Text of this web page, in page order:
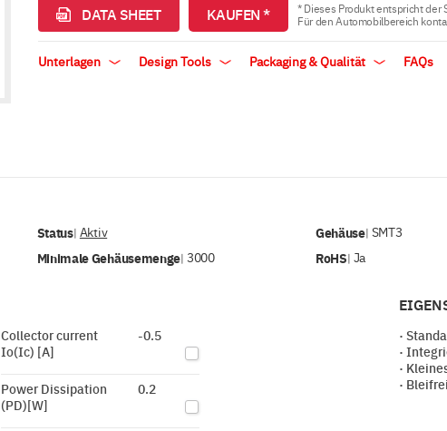
DATA SHEET KAUFEN *
* Dieses Produkt entspricht der
Für den Automobilbereich
Unterlagen Design Tools Packaging & Qualität FAQs
Status| Aktiv Gehäuse| SMT3
Minimale Gehäusemenge| 3000 RoHS| Ja
Collector current
Io(Ic) [A]
-0.5
Power Dissipation
(PD)[W]
0.2
·
·
·
·